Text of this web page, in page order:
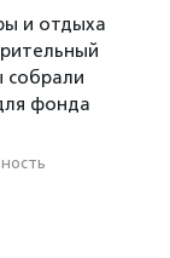
и отдыха
собрали
фонда